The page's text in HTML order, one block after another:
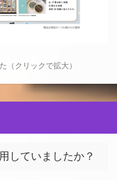
（クリックで拡大）
していましたか？